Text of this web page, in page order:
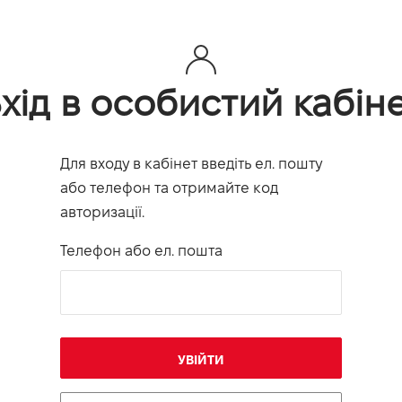
в особистий
Для входу в кабінет введіть ел. пошту
або телефон та отримайте код
авторизації.
Телефон або ел. пошта
УВІЙТИ